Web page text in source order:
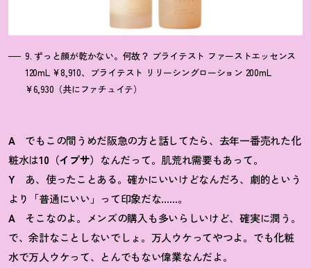
9. ずっと顔が乾かない。何故？ ブライテスト ファーストエッセンス
120mL ¥8,910、ブライテスト リリーシングローション 200mL
¥6,930（共にファチュイテ）
Aでもこの間うめだ阪急の方と話してたら、去年一番売れた化
粧水は10（イプサ） なんだって。肌荒れ需要もあって。
Y あ、使ったことある。確かにいいけどなんだろ、劇的という
より「普通にいい」って印象だな……。
Aそこなのよ。メンズの購入も多いらしいけど、確実に潤う。
で、余計なことしないでしょ。万人ウケってやつよ。でも化粧
水で万人ウケって、とんでもない偉業なんだよ。